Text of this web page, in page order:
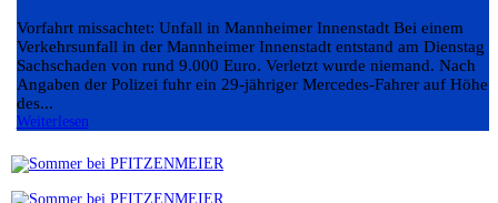
Vorfahrt missachtet: Unfall in Mannheimer Innenstadt Bei einem
Verkehrsunfall in der Mannheimer Innenstadt entstand am Dienstag
Sachschaden von rund 9.000 Euro. Verletzt wurde niemand. Nach
Angaben der Polizei fuhr ein 29-jähriger Mercedes-Fahrer auf Höhe
des...
Weiterlesen